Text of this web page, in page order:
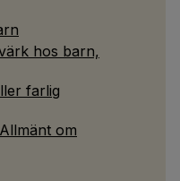
hos barn,
farlig
Allmänt om